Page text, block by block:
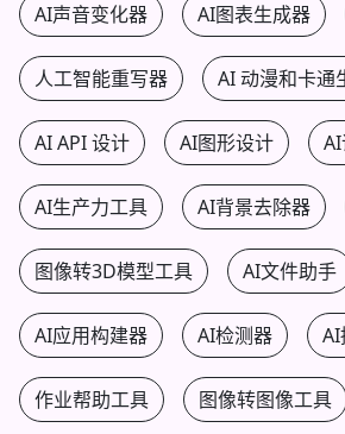
AI声音变化器 AI图表生成器
人工智能重写器 AI 动漫和卡通
AI API 设计 AI图形设计
AI生产力工具 AI背景去除器
图像转3D模型工具 AI文件助手
AI应用构建器 AI检测器 AI
作业帮助工具 图像转图像工具